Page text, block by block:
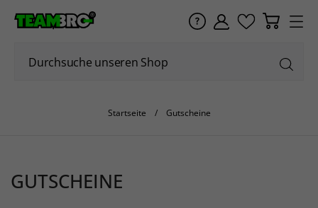
Startseite Gutscheine
GUTSCHEINE